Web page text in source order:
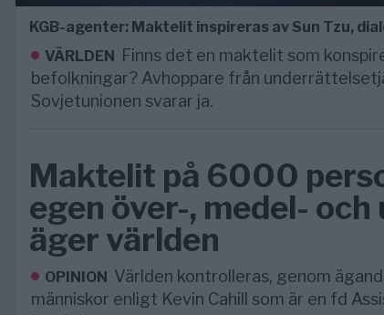
KGB-agenter: Maktelit inspireras av Sun Tzu,
VÄRLDEN
Finns det en maktelit som
befolkningar? Avhoppare från
Sovjetunionen svarar ja.
Maktelit på 6000
egen över-, medel-
äger världen
OPINION Världen kontrolleras, genom
människor enligt Kevin Cahill som är en fd